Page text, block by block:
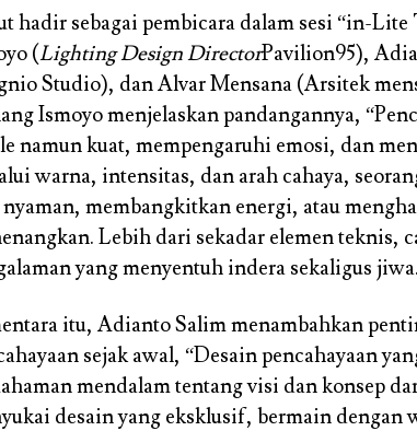
hadir sebagai pembicara dalam sesi “in-
(Lighting Design DirectorPavilion95),
Studio), dan Alvar Mensana (Arsitek
Ismoyo menjelaskan pandangannya,
namun kuat, mempengaruhi emosi, dan
warna, intensitas, dan arah cahaya,
nyaman, membangkitkan energi, atau
Lebih dari sekadar elemen teknis,
yang menyentuh indera sekaligus
itu, Adianto Salim menambahkan
sejak awal, “Desain pencahayaan
mendalam tentang visi dan konsep
desain yang eksklusif, bermain dengan